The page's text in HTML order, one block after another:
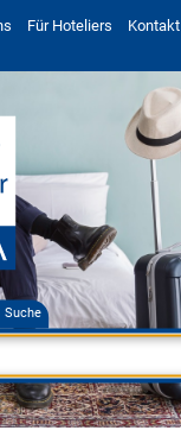
Für Hoteliers
Kontakt
Suche